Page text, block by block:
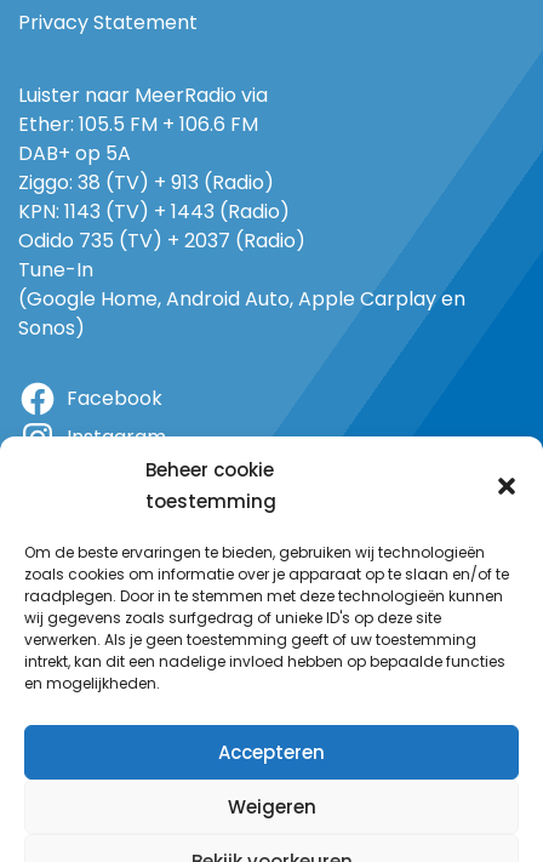
Beheer cookie
toestemming
Om de beste ervaringen te bieden, gebruiken wij technologieën
zoals cookies om informatie over je apparaat op te slaan en/of te
raadplegen. Door in te stemmen met deze technologieën kunnen
wij gegevens zoals surfgedrag of unieke ID's op deze site
verwerken. Als je geen toestemming geeft of uw toestemming
intrekt, kan dit een nadelige invloed hebben op bepaalde functies
en mogelijkheden.
Accepteren
Weigeren
Privacy Statement
Luister naar MeerRadio via
Ether: 105.5 FM + 106.6 FM
DAB+ op 5A
Ziggo: 38 (TV) + 913 (Radio)
KPN: 1143 (TV) + 1443 (Radio)
Odido 735 (TV) + 2037 (Radio)
Tune-In
(Google Home, Android Auto, Apple Carplay en
Sonos)
Facebook
Instagram
YouTube